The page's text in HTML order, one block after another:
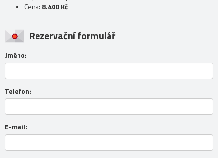
Cena: 8.400 Kč
Rezervační formulář
Jméno:
Telefon:
E-mail: